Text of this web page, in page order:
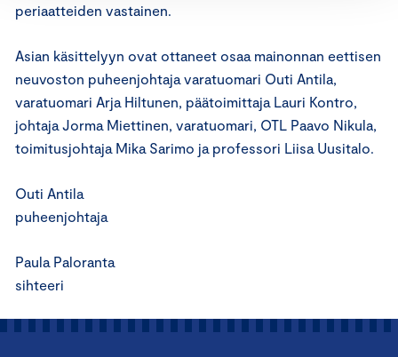
periaatteiden vastainen.
Asian käsittelyyn ovat ottaneet osaa mainonnan eettisen
neuvoston puheenjohtaja varatuomari Outi Antila,
varatuomari Arja Hiltunen, päätoimittaja Lauri Kontro,
johtaja Jorma Miettinen, varatuomari, OTL Paavo Nikula,
toimitusjohtaja Mika Sarimo ja professori Liisa Uusitalo.
Outi Antila
puheenjohtaja
Paula Paloranta
sihteeri